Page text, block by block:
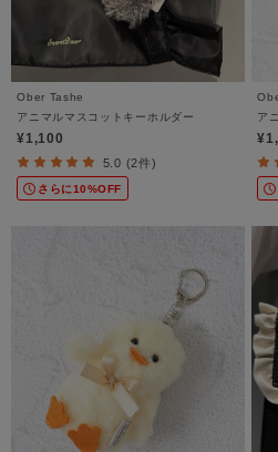
Ober Tashe
アニマルマスコットキーホルダー
¥1,100
5.0 (2件)
さらに10%OFF
ア